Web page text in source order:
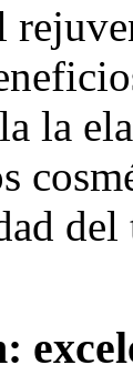
la
del